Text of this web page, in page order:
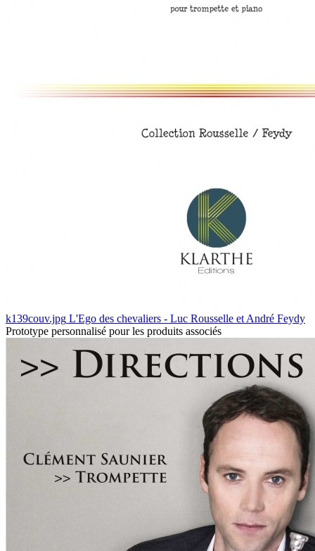
k139couv.jpg L'Ego des chevaliers - Luc Rousselle et André Feydy
Prototype personnalisé pour les produits associés